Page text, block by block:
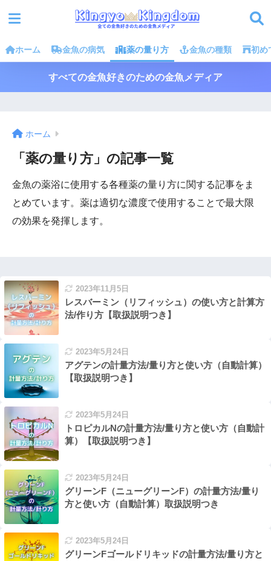
ホーム 金魚の病気 薬の量り方 金魚の種類 初め
すべての金魚好きのための金魚メディア
ホーム
「薬の量り方」の記事一覧
金魚の薬浴に使用する各種薬の量り方に関する記事をま
とめています。薬は適切な濃度で使用することで最大限
の効果を発揮します。
2023年11月5日
レスバーミン（リフィッシュ）の使い方と計算方
法/作り方【取扱説明つき】
2023年5月24日
アグテンの計量方法/量り方と使い方（自動計算）
【取扱説明つき】
2023年5月24日
トロピカルNの計量方法/量り方と使い方（自動計
算）【取扱説明つき】
2023年5月24日
グリーンF（ニューグリーンF）の計量方法/量り
方と使い方（自動計算）取扱説明つき
2023年5月24日
グリーンFゴールドリキッドの計量方法/量り方と